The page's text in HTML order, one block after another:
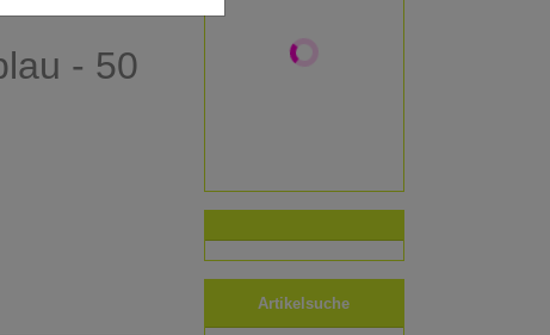
- 50
Artikelsuche